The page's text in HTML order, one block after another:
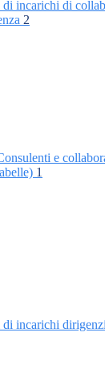
incarichi di
2
e
1
incarichi